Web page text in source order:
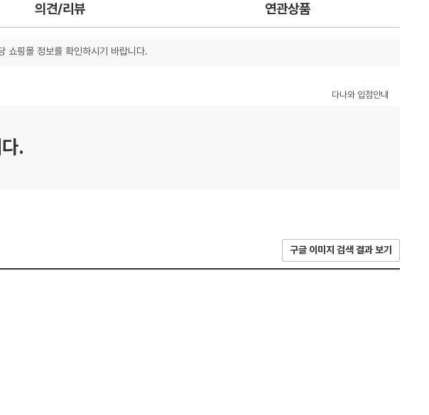
의견/리뷰 연관상품
쇼핑몰 정보를 확인하시기 바랍니다.
다나와 입점안내
.
구글 이미지 검색 결과 보기